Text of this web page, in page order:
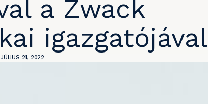
a Zwack
igazgatójával
JÚLIUS 21, 2022